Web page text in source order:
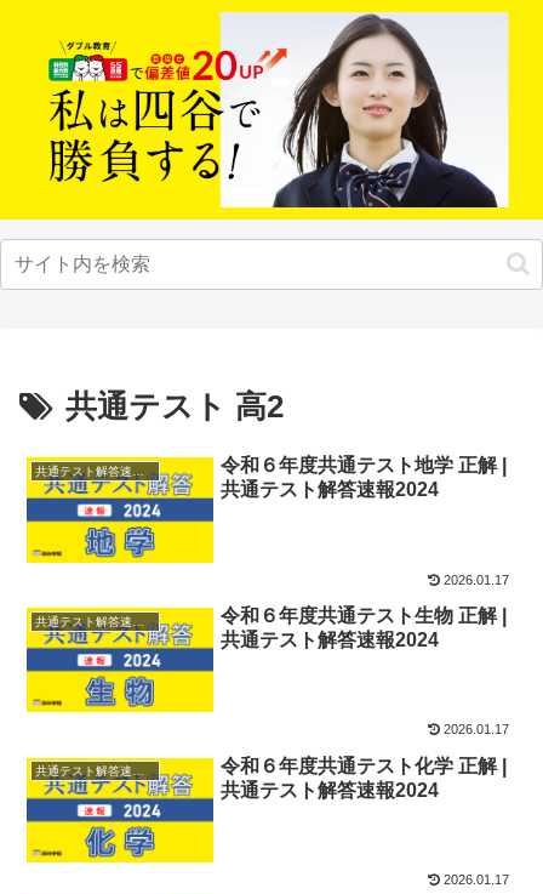
共通テスト 高2
共通テスト解答速報2024
令和６年度共通テスト地学 正解 |
共通テスト解答速報2024
2026.01.17
共通テスト解答速報2024
令和６年度共通テスト生物 正解 |
共通テスト解答速報2024
2026.01.17
共通テスト解答速報2024
令和６年度共通テスト化学 正解 |
共通テスト解答速報2024
2026.01.17